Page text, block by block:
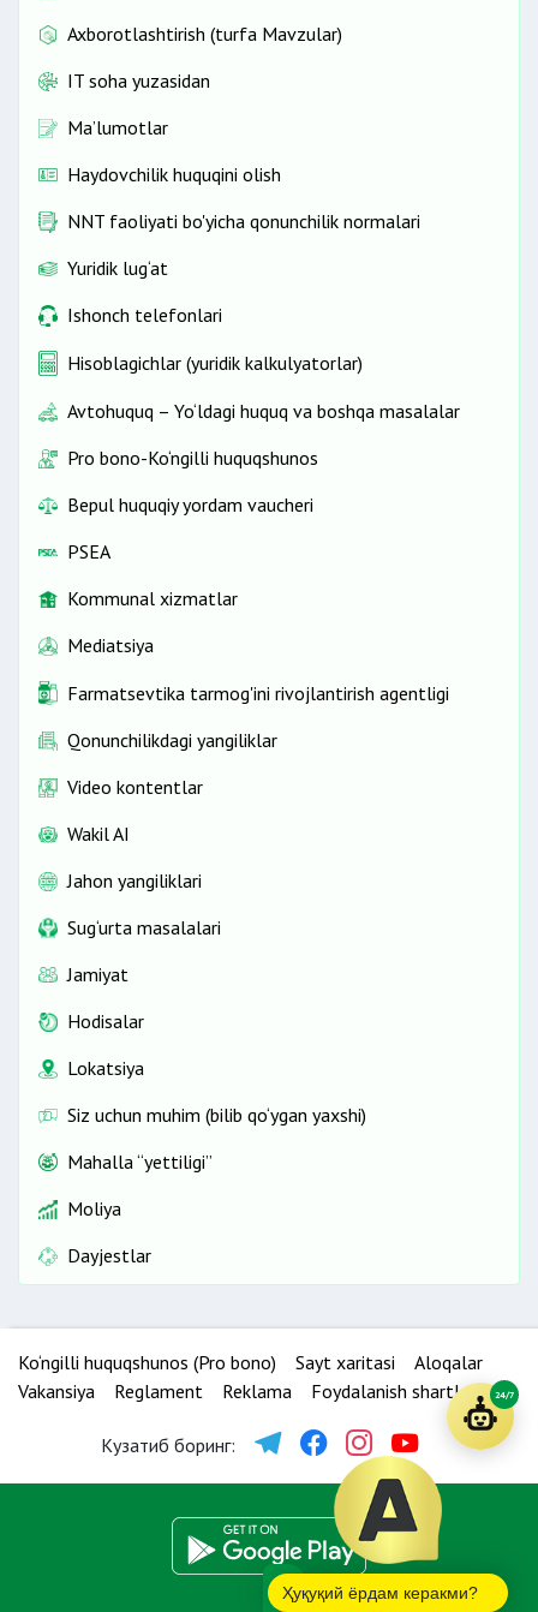
Axborotlashtirish (turfa Mavzular)
IT soha yuzasidan
Ma’lumotlar
Haydovchilik huquqini olish
NNT faoliyati bo'yicha qonunchilik normalari
Yuridik lug‘at
Ishonch telefonlari
Hisoblagichlar (yuridik kalkulyatorlar)
Avtohuquq – Yo‘ldagi huquq va boshqa masalalar
Pro bono-Ko‘ngilli huquqshunos
Bepul huquqiy yordam vaucheri
PSEA
Kommunal xizmatlar
Mediatsiya
Farmatsevtika tarmog'ini rivojlantirish agentligi
Qonunchilikdagi yangiliklar
Video kontentlar
Wakil AI
Jahon yangiliklari
Sug‘urta masalalari
Jamiyat
Hodisalar
Lokatsiya
Siz uchun muhim (bilib qo‘ygan yaxshi)
Mahalla “yettiligi”
Moliya
Dayjestlar
Ko‘ngilli huquqshunos (Pro bono) Sayt xaritasi
Aloqalar
Vakansiya
Reglament Reklama Foydalanish shartlari
Кузатиб боринг:
Ҳуқуқий ёрдам керакми?
24/7